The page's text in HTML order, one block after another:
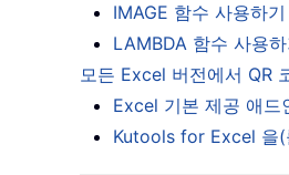
IMAGE 함수 사용하기
LAMBDA 함수 사용하
모든 Excel 버전에서 QR
Excel 기본 제공 애드
Kutools for Excel 을(